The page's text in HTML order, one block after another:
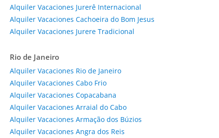
Alquiler Vacaciones Jurerê Internacional
Alquiler Vacaciones Cachoeira do Bom Jesus
Alquiler Vacaciones Jurere Tradicional
Rio de Janeiro
Alquiler Vacaciones Rio de Janeiro
Alquiler Vacaciones Cabo Frio
Alquiler Vacaciones Copacabana
Alquiler Vacaciones Arraial do Cabo
Alquiler Vacaciones Armação dos Búzios
Alquiler Vacaciones Angra dos Reis